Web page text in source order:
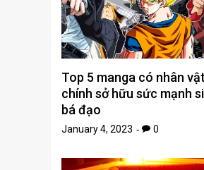
Top 5 manga có nhân vật
chính sở hữu sức mạnh
bá đạo
January 4, 2023 0